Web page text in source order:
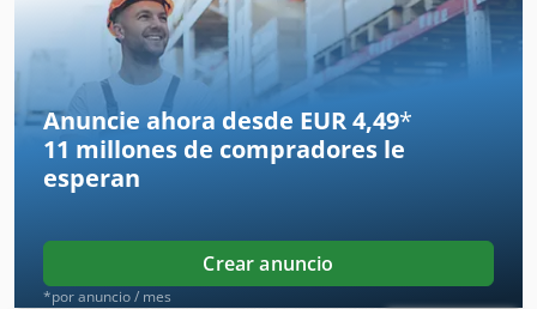
Anuncie ahora desde EUR 4,49*
11 millones de compradores le
esperan
Crear anuncio
*por anuncio / mes